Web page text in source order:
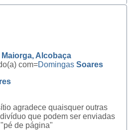
Maiorga, Alcobaça
com=Domingas Soares
agradece quaisquer outras
que podem ser enviadas
de página"